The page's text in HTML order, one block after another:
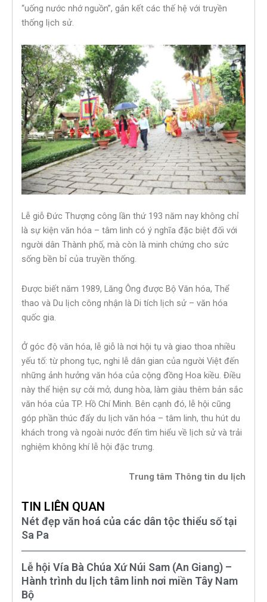
“uống nước nhớ nguồn”, gắn kết các thế hệ với truyền
thống lịch sử.
Lễ giỗ Đức Thượng công lần thứ 193 năm nay không chỉ
là sự kiện văn hóa – tâm linh có ý nghĩa đặc biệt đối với
người dân Thành phố, mà còn là minh chứng cho sức
sống bền bỉ của truyền thống.
Được biết năm 1989, Lăng Ông được Bộ Văn hóa, Thể
thao và Du lịch công nhận là Di tích lịch sử – văn hóa
quốc gia.
Ở góc độ văn hóa, lễ giỗ là nơi hội tụ và giao thoa nhiều
yếu tố: từ phong tục, nghi lễ dân gian của người Việt đến
những ảnh hưởng văn hóa của cộng đồng Hoa kiều. Điều
này thể hiện sự cởi mở, dung hòa, làm giàu thêm bản sắc
văn hóa của TP. Hồ Chí Minh. Bên cạnh đó, lễ hội cũng
góp phần thúc đẩy du lịch văn hóa – tâm linh, thu hút du
khách trong và ngoài nước đến tìm hiểu về lịch sử và trải
nghiệm không khí lễ hội đặc trưng.
Trung tâm Thông tin du lịch
TIN LIÊN QUAN
Nét đẹp văn hoá của các dân tộc thiểu số tại
Sa Pa
Lễ hội Vía Bà Chúa Xứ Núi Sam (An Giang) –
Hành trình du lịch tâm linh nơi miền Tây Nam
Bộ